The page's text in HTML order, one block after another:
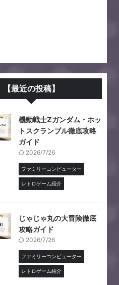
【最近の投稿】
機動戦士Ζガンダム・ホッ
トスクランブル徹底攻略
ガイド
2026/7/26
ファミリーコンピューター
レトロゲーム紹介
じゃじゃ丸の大冒険徹底
攻略ガイド
2026/7/26
ファミリーコンピューター
レトロゲーム紹介